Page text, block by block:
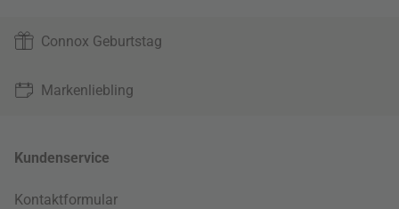
Connox Geburtstag
Markenliebling
Kundenservice
Kontaktformular